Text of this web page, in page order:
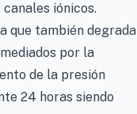
iónicos.
que también degrada
por la
de la presión
24 horas siendo